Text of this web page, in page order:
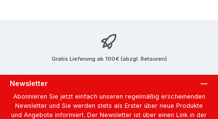
Gratis Lieferung ab 100€ (abzgl. Retouren)
Newsletter
Abonnieren Sie jetzt einfach unseren regelmäßig erscheinenden
Newsletter und Sie werden stets als Erster über neue Produkte
und Angebote informiert. Der Newsletter ist über einen Link in der